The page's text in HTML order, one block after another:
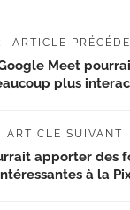
ARTICLE
Meet
plus
ARTICLE SUIVANT
apporter des
à la